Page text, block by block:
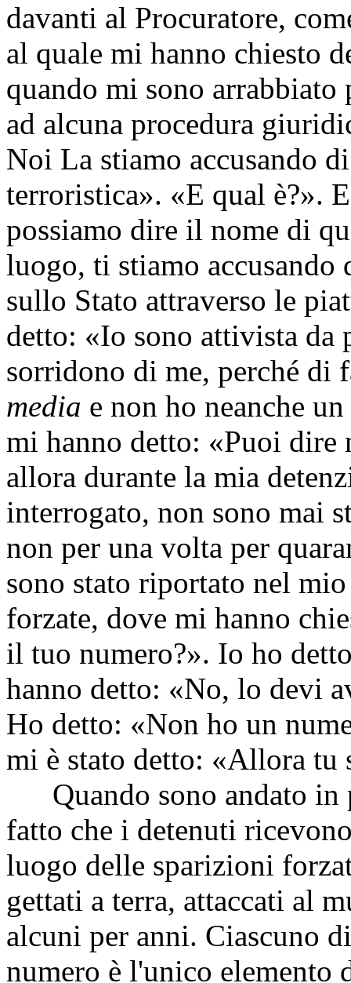
davanti al Procuratore,
al quale mi hanno chiesto
quando mi sono
ad alcuna procedura
Noi La stiamo accusando
terroristica». «E qual è?».
possiamo dire il nome di
luogo, ti stiamo
sullo Stato attraverso le
detto: «Io sono attivista da
sorridono di me, perché di
media e non ho neanche un
mi hanno detto: «Puoi dire
allora durante la mia
interrogato, non sono mai
non per una volta per
sono stato riportato nel
forzate, dove mi hanno
il tuo numero?». Io ho
hanno detto: «No, lo devi
Ho detto: «Non ho un
mi è stato detto: «Allora tu
Quando sono andato in
fatto che i detenuti
luogo delle sparizioni
gettati a terra, attaccati al
alcuni per anni. Ciascuno
numero è l'unico